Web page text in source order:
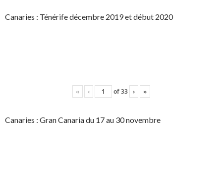
Canaries : Ténérife décembre 2019 et début 2020
« ‹ of33 › »
Canaries : Gran Canaria du 17 au 30 novembre